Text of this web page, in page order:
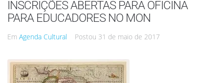
INSCRIÇÕES ABERTAS PARA OFICINA
PARA EDUCADORES NO MON
Em Agenda Cultural Postou 31 de maio de 2017